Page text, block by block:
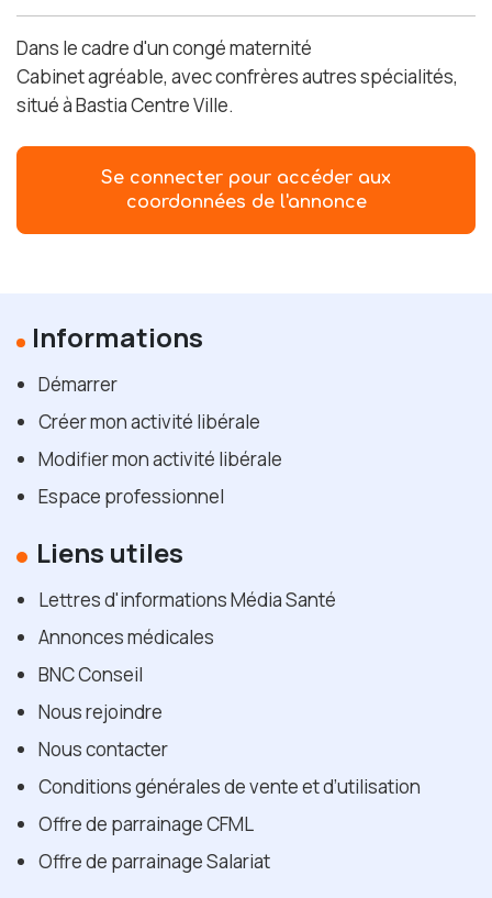
Dans le cadre d'un congé maternité
Cabinet agréable, avec confrères autres spécialités,
situé à Bastia Centre Ville.
Se connecter pour accéder aux
coordonnées de l'annonce
Informations
Démarrer
Créer mon activité libérale
Modifier mon activité libérale
Espace professionnel
Liens utiles
Lettres d'informations Média Santé
Annonces médicales
BNC Conseil
Nous rejoindre
Nous contacter
Conditions générales de vente et d’utilisation
Offre de parrainage CFML
Offre de parrainage Salariat